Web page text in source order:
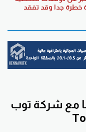
خطرة جدا وقد تفقد
مع شركة توب